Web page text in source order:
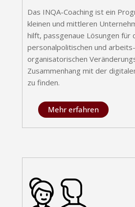
Das INQA-Coaching ist ein
kleinen und mittleren
hilft, passgenaue Lösungen für
personalpolitischen und arbeits-
organisatorischen
Zusammenhang mit der
zu finden.
Mehr erfahren